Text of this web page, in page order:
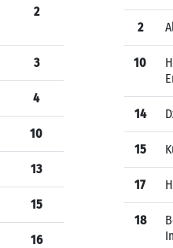
2
3
4
10
13
15
16
2
10
14
15
17
18